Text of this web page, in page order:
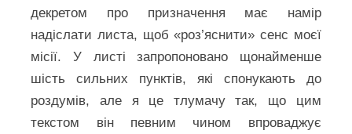
декретом про призначення має намір
надіслати листа, щоб «роз’яснити» сенс моєї
місії. У листі запропоновано щонайменше
шість сильних пунктів, які спонукають до
роздумів, але я це тлумачу так, що цим
текстом він певним чином впроваджує